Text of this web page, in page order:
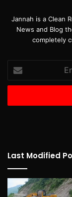
Jannah is a Clean
News and Blog
completely
your
Email
Last Modified